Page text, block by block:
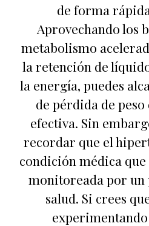
de forma
Aprovechando los
metabolismo
la retención de
la energía, puedes
de pérdida de
efectiva. Sin
recordar que el
condición médica
monitoreada por un
salud. Si crees